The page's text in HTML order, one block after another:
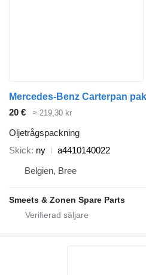
20 € ≈ 219,30 kr
Oljetrågspackning
Skick ny
a4410140022
Belgien, Bree
Smeets & Zonen Spare Parts